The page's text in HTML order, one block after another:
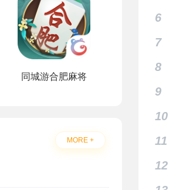
同城游合肥麻将
MORE +
6
7
8
9
10
11
12